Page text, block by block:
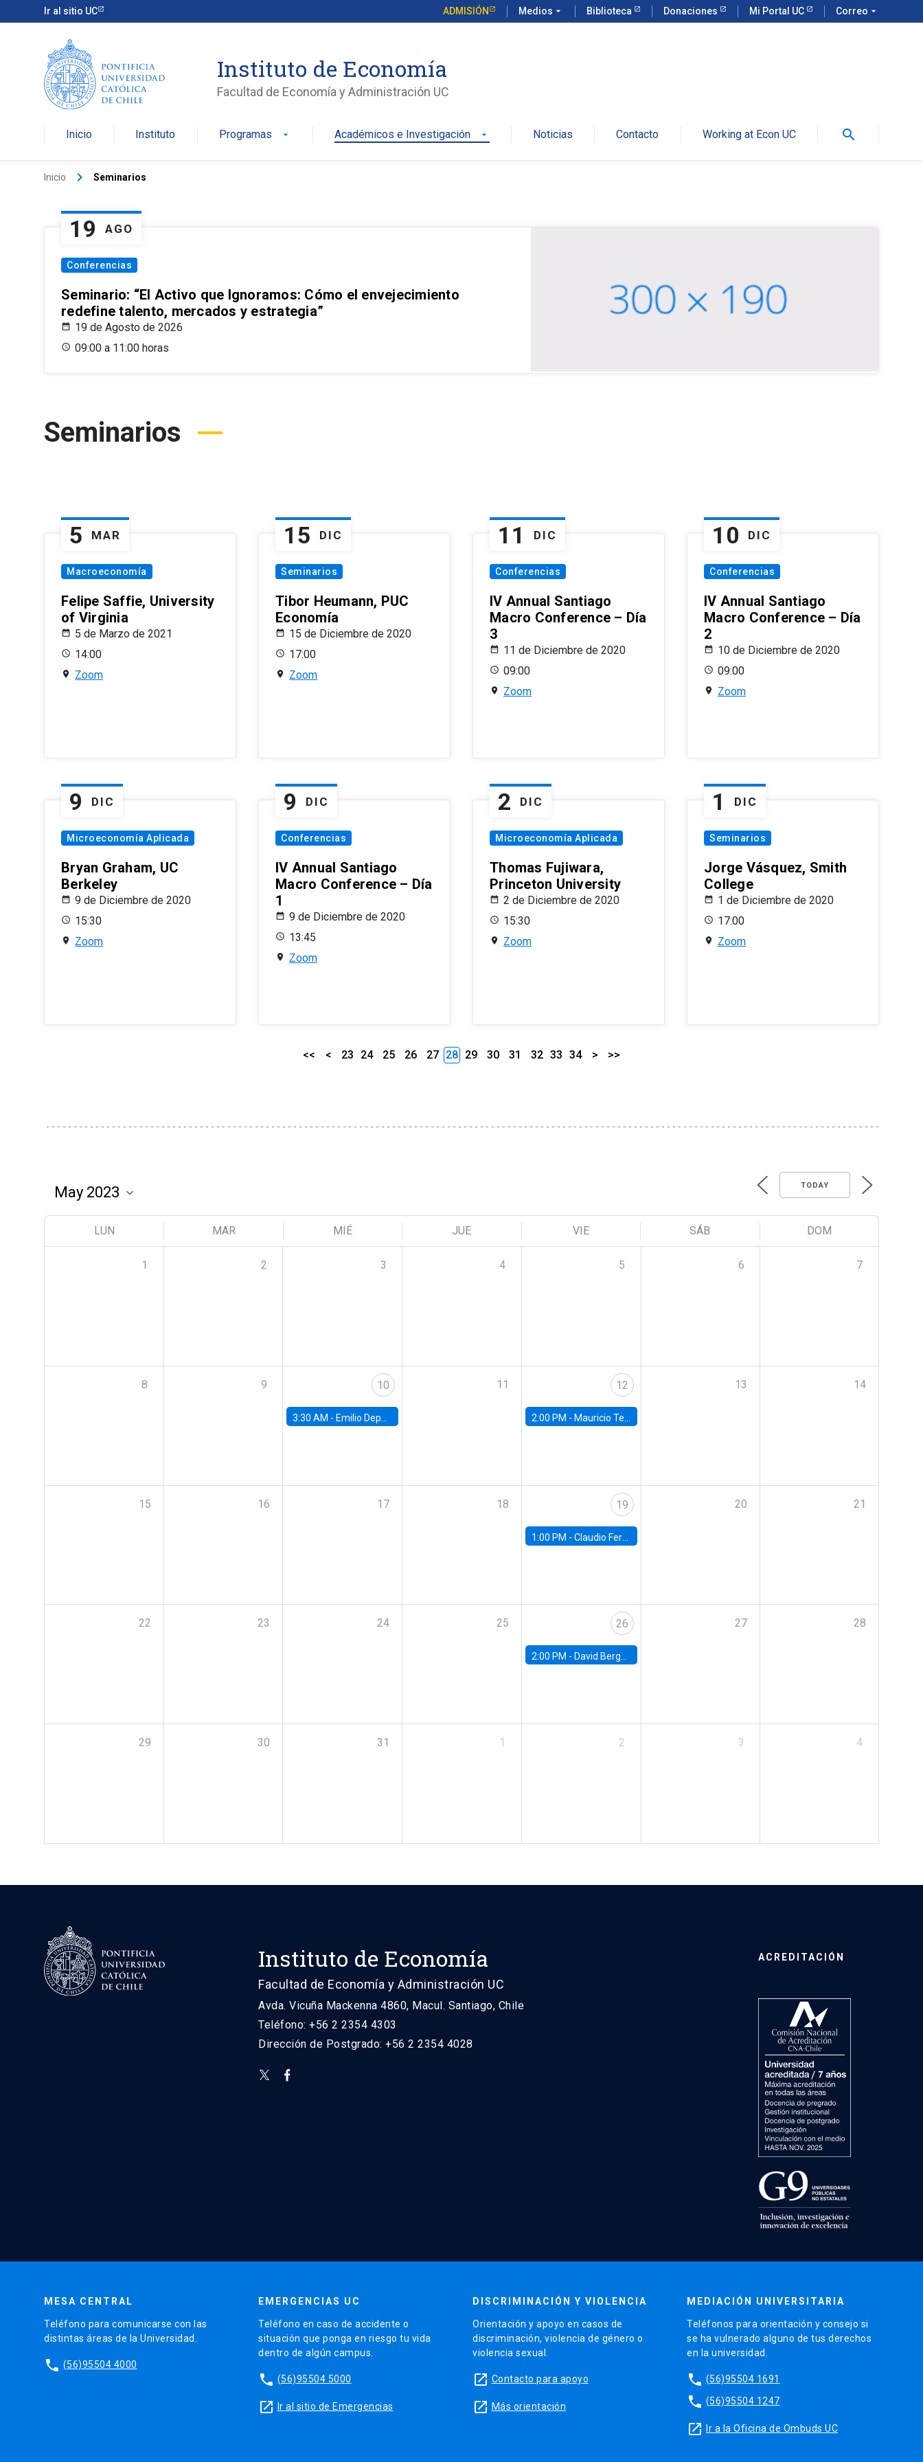
Ir al sitio UC ADMISIÓN Medios arrow_drop_down Biblioteca Donaciones Mi Portal UC Correo arrow_drop_down
Instituto de Economía
Facultad de Economía y Administración UC
Inicio Instituto Programas arrow_drop_down Académicos e Investigación arrow_drop_down Noticias Contacto Working at Econ UC search
Inicio keyboard_arrow_right Seminarios
19 AGO
Conferencias
Seminario: “El Activo que Ignoramos: Cómo el envejecimiento
redefine talento, mercados y estrategia”
19 de Agosto de 2026
09:00 a 11:00 horas
Seminarios
5 MAR
Macroeconomía
Felipe Saffie, University
of Virginia
5 de Marzo de 2021
14:00
Zoom
15 DIC
Seminarios
Tibor Heumann, PUC
Economía
15 de Diciembre de 2020
17:00
Zoom
11 DIC
Conferencias
IV Annual Santiago
Macro Conference – Día
3
11 de Diciembre de 2020
09:00
Zoom
10 DIC
Conferencias
IV Annual Santiago
Macro Conference – Día
2
10 de Diciembre de 2020
09:00
Zoom
9 DIC
Microeconomía Aplicada
Bryan Graham, UC
Berkeley
9 de Diciembre de 2020
15:30
Zoom
9 DIC
Conferencias
IV Annual Santiago
Macro Conference – Día
1
9 de Diciembre de 2020
13:45
Zoom
2 DIC
Microeconomía Aplicada
Thomas Fujiwara,
Princeton University
2 de Diciembre de 2020
15:30
Zoom
1 DIC
Seminarios
Jorge Vásquez, Smith
College
1 de Diciembre de 2020
17:00
Zoom
<< < 23 24 25 26 27 28 29 30 31 32 33 34 > >>
TODAY
LUN MAR MIÉ JUE VIE SÁB DOM
1 2 3 4 5 6 7
8 9 10
3:30 AM - Emilio Depetris-Chauvín, Universidad Católica
11 12
2:00 PM - Mauricio Tejada, UDP
13 14
15 16 17 18 19
1:00 PM - Claudio Ferraz, British Columbia
20 21
22 23 24 25 26
2:00 PM - David Berger, Duke
27 28
29 30 31 1 2 3 4
Instituto de Economía
Facultad de Economía y Administración UC
Avda. Vicuña Mackenna 4860, Macul. Santiago, Chile
Teléfono: +56 2 2354 4303
Dirección de Postgrado: +56 2 2354 4028
ACREDITACIÓN
MESA CENTRAL
Teléfono para comunicarse con las
distintas áreas de la Universidad.
phone (56)95504 4000
EMERGENCIAS UC
Teléfono en caso de accidente o
situación que ponga en riesgo tu vida
dentro de algún campus.
phone (56)95504 5000
launch Ir al sitio de Emergencias
DISCRIMINACIÓN Y VIOLENCIA
Orientación y apoyo en casos de
discriminación, violencia de género o
violencia sexual.
launch Contacto para apoyo
launch Más orientación
MEDIACIÓN UNIVERSITARIA
Teléfonos para orientación y consejo si
se ha vulnerado alguno de tus derechos
en la universidad.
phone (56)95504 1691
phone (56)95504 1247
launch Ir a la Oficina de Ombuds UC